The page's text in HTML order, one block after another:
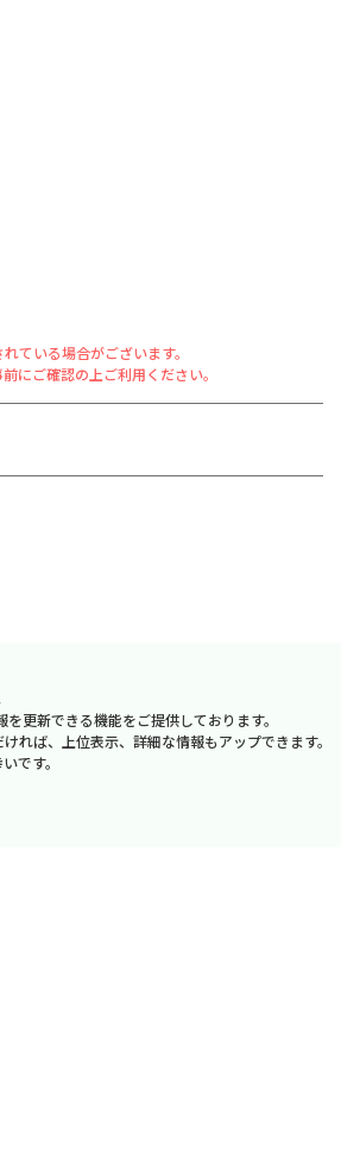
ている場合がございます。
にご確認の上ご利用ください。
更新できる機能をご提供しております。
れば、上位表示、詳細な情報もアップできます。
です。